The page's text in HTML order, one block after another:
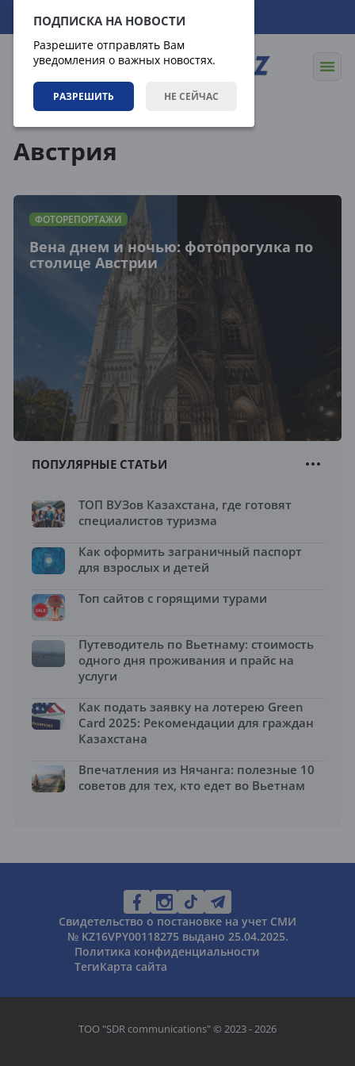
ПОДПИСКА НА НОВОСТИ
Разрешите отправлять Вам
уведомления о важных новостях.
РАЗРЕШИТЬ НЕ СЕЙЧАС
10.08.2026 20:25:14
Австрия
ФОТОРЕПОРТАЖИ
Вена днем и ночью: фотопрогулка по
столице Австрии
ПОПУЛЯРНЫЕ СТАТЬИ
ТОП ВУЗов Казахстана, где готовят
специалистов туризма
Как оформить заграничный паспорт
для взрослых и детей
Топ сайтов с горящими турами
Путеводитель по Вьетнаму: стоимость
одного дня проживания и прайс на
услуги
Как подать заявку на лотерею Green
Card 2025: Рекомендации для граждан
Казахстана
Впечатления из Нячанга: полезные 10
советов для тех, кто едет во Вьетнам
Свидетельство о постановке на учет СМИ
№ KZ16VPY00118275 выдано 25.04.2025.
Политика конфиденциальности
ТегиКарта сайта
ТОО "SDR communications" © 2023 - 2026